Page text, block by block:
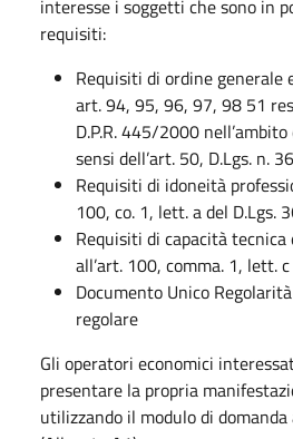
interesse i soggetti che sono in
requisiti:
Requisiti di ordine generale
art. 94, 95, 96, 97, 98 51
D.P.R. 445/2000
sensi dell’art. 50, D.Lgs. n.
Requisiti di idoneità
100, co. 1, lett. a del D.Lgs.
Requisiti di capacità
all’art. 100, comma. 1, lett.
Documento Unico
regolare
Gli operatori economici
presentare la propria
utilizzando il modulo di